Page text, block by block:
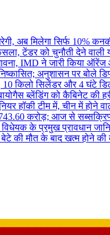
अब मिलेगा सिर्फ 10%
टेंडर को चुनौती देने वाली
IMD ने जारी किया
अनुशासन पर बोले
किलो सिलेंडर और 4 घंटे
ब्लेंडिंग को कैबिनेट की
हॉकी टीम में, चीन में होने
743.60 करोड़; आज से
के प्रमुख प्रावधान
की मौत के बाद खत्म होने की